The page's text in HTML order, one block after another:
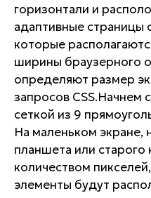
горизонтали и
адаптивные страницы
которые
ширины браузерного
определяют размер
запросов CSS.Начнем
сеткой из 9
На маленьком экране,
планшета или
количеством
элементы будут